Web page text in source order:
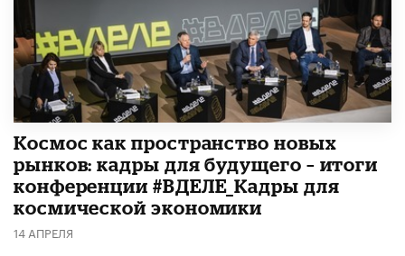
Космос как пространство новых
рынков: кадры для будущего – итоги
конференции #ВДЕЛЕ_Кадры для
космической экономики
14 АПРЕЛЯ